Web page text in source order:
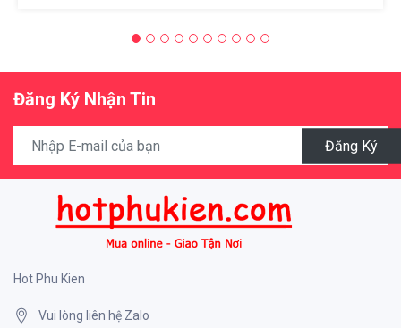
Đăng Ký Nhận Tin
Đăng Ký
Hot Phu Kien
Vui lòng liên hệ Zalo